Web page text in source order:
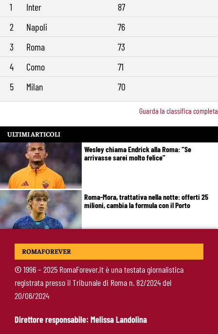
1 Inter
87
2
Napoli
76
3
Roma
73
4
Como
71
5
Milan 70
Guarda la classifica completa
ULTIMI ARTICOLI
Wesley chiama Endrick alla Roma: “Se
arrivasse sarei molto felice”
Roma-Mora, trattativa nella notte: offerti 25
milioni, cambia la formula con il Porto
De Rossi si schiera con Gasperini: “Il mercato così devasta tutti“ e poi la
battuta sulla Roma
ROMAFOREVER
©1996 – 2025 RomaForever.it è una testata giornalistica
registrata presso il Tribunale di Roma n. 82/2024 del
20/06/2024
Direttore responsabile: Melissa Landolina